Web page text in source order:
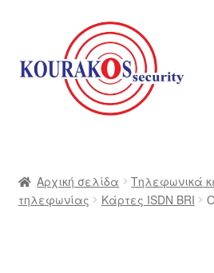
Απευθείας
μετάβαση
στην
πλοήγηση
Μετάβαση
περιεχόμενο
BlogΑρχική σελίδα Τηλεφωνικά
τηλεφωνίας
Κάρτες ISDN BRI